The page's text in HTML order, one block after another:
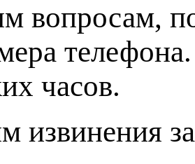
вопросам,
часов.
извинения